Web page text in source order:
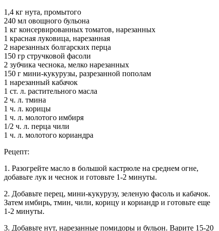
1,4 кг нута, промытого
240 мл овощного бульона
1 кг консервированных томатов, нарезанных
1 красная луковица, нарезанная
2 нарезанных болгарских перца
150 гр стручковой фасоли
2 зубчика чеснока, мелко нарезанных
150 г мини-кукурузы, разрезанной пополам
1 нарезанный кабачок
1 ст. л. растительного масла
2 ч. л. тмина
1 ч. л. корицы
1 ч. л. молотого имбиря
1/2 ч. л. перца чили
1 ч. л. молотого кориандра
Рецепт:
1. Разогрейте масло в большой кастрюле на среднем огне,
добавьте лук и чеснок и готовьте 1-2 минуты.
2. Добавьте перец, мини-кукурузу, зеленую фасоль и кабачок.
Затем имбирь, тмин, чили, корицу и кориандр и готовьте еще
1-2 минуты.
3. Добавьте нут, нарезанные помидоры и бульон. Варите 15-20